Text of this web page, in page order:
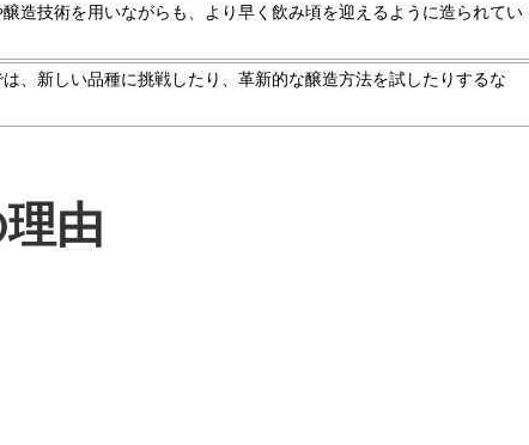
造技術を用いながらも、より早く飲み頃を迎えるように造られてい
、新しい品種に挑戦したり、革新的な醸造方法を試したりするな
由